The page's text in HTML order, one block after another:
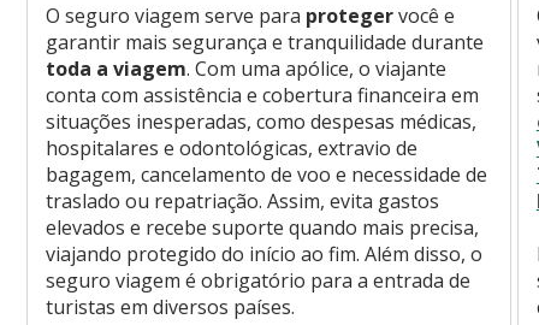
O seguro viagem serve para protegervocê e
garantir mais segurança e tranquilidade durante
toda a viagem. Com uma apólice, o viajante
conta com assistência e cobertura financeira em
situações inesperadas, como despesas médicas,
hospitalares e odontológicas, extravio de
bagagem, cancelamento de voo e necessidade de
traslado ou repatriação. Assim, evita gastos
elevados e recebe suporte quando mais precisa,
viajando protegido do início ao fim. Além disso, o
seguro viagem é obrigatório para a entrada de
turistas em diversos países.